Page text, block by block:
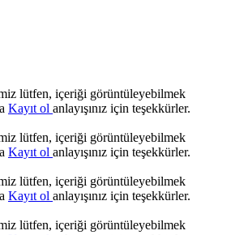
lütfen, içeriği görüntüleyebilmek
Kayıt ol anlayışınız için teşekkürler.
lütfen, içeriği görüntüleyebilmek
Kayıt ol anlayışınız için teşekkürler.
lütfen, içeriği görüntüleyebilmek
Kayıt ol anlayışınız için teşekkürler.
lütfen, içeriği görüntüleyebilmek